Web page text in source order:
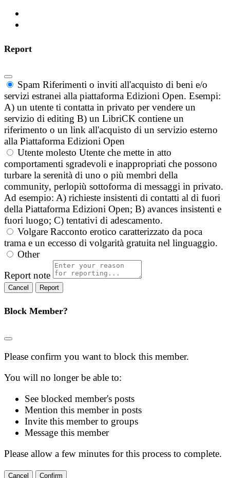
Report
Spam Riferimenti o inviti all'acquisto di beni e/o
servizi estranei alla piattaforma Edizioni Open. Esempi:
A) un utente ti contatta in privato per vendere un
servizio di editing B) un LibriCK contiene un
riferimento o un link all'acquisto di un servizio esterno
alla Piattaforma Edizioni Open
Utente molesto Utente che mette in atto
comportamenti sgradevoli e inappropriati che possono
turbare la serenità di uno o più membri della
community, perlopiù sottoforma di messaggi in privato.
Ad esempio: A) richieste insistenti di contatti al di fuori
della Piattaforma Edizioni Open; B) avances insistenti e
fuori luogo; C) tentativi di adescamento.
Volgare Racconto erotico caratterizzato da poca
trama e un eccesso di volgarità gratuita nel linguaggio.
Other
Report note
Report
Block Member?
Please confirm you want to block this member.
You will no longer be able to:
See blocked member's posts
Mention this member in posts
Invite this member to groups
Message this member
Please allow a few minutes for this process to complete.
Confirm